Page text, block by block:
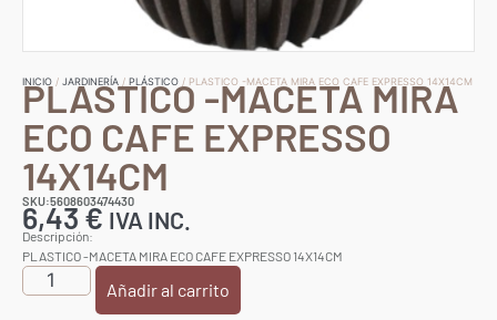
INICIO / JARDINERÍA / PLÁSTICO / PLASTICO -MACETA MIRA ECO CAFE EXPRESSO 14X14CM
PLASTICO -MACETA MIRA
ECO CAFE EXPRESSO
14X14CM
SKU:5608603474430
6,43€ IVA INC.
Descripción:
PLASTICO -MACETA MIRA ECO CAFE EXPRESSO 14X14CM
Añadir al carrito